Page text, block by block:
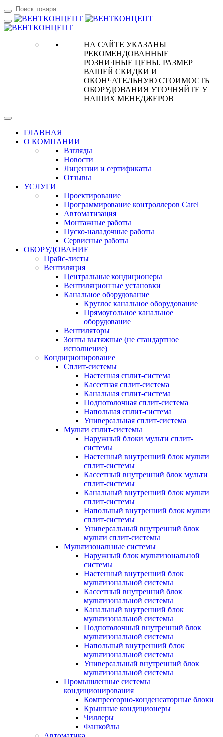
НА САЙТЕ УКАЗАНЫ
РЕКОМЕНДОВАННЫЕ
РОЗНИЧНЫЕ ЦЕНЫ. РАЗМЕР
ВАШЕЙ СКИДКИ И
ОКОНЧАТЕЛЬНУЮ СТОИМОСТЬ
ОБОРУДОВАНИЯ УТОЧНЯЙТЕ У
НАШИХ МЕНЕДЖЕРОВ
ГЛАВНАЯ
О КОМПАНИИ
Взгляды
Новости
Лицензии и сертификаты
Отзывы
УСЛУГИ
Проектирование
Программирование контроллеров Carel
Автоматизация
Монтажные работы
Пуско-наладочные работы
Сервисные работы
ОБОРУДОВАНИЕ
Прайс-листы
Вентиляция
Центральные кондиционеры
Вентиляционные установки
Канальное оборудование
Круглое канальное оборудование
Прямоугольное канальное
оборудование
Вентиляторы
Зонты вытяжные (не стандартное
исполнение)
Кондиционирование
Сплит-системы
Настенная сплит-система
Кассетная сплит-система
Канальная сплит-система
Подпотолочная сплит-система
Напольная сплит-система
Универсальная сплит-система
Мульти сплит-системы
Наружный блоки мульти сплит-
системы
Настенный внутренний блок мульти
сплит-системы
Кассетный внутренний блок мульти
сплит-системы
Канальный внутренний блок мульти
сплит-системы
Напольный внутренний блок мульти
сплит-системы
Универсальный внутренний блок
мульти сплит-системы
Мультизональные системы
Наружный блок мультизональной
системы
Настенный внутренний блок
мультизональной системы
Кассетный внутренний блок
мультизональной системы
Канальный внутренний блок
мультизональной системы
Подпотолочный внутренний блок
мультизональной системы
Напольный внутренний блок
мультизональной системы
Универсальный внутренний блок
мультизональной системы
Промышленные системы
кондиционирования
Компрессорно-конденсаторные блоки
Крышные кондиционеры
Чиллеры
Фанкойлы
Автоматика